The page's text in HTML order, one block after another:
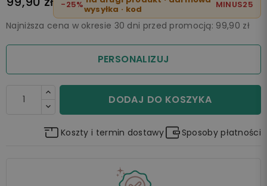
-25%wysyłka · kod
MINUS25
Najniższa cena w okresie 30 dni przed promocją: 99,90 zł
PERSONALIZUJ
DODAJ DO KOSZYKA
Koszty i termin dostawy Sposoby płatności